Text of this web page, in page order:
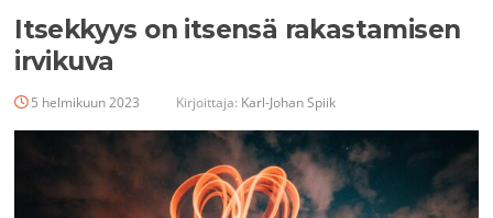
Itsekkyys on itsensä rakastamisen
irvikuva
5 helmikuun 2023 Kirjoittaja: Karl-Johan Spiik